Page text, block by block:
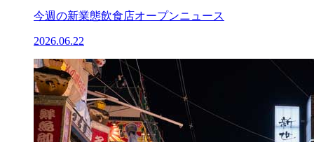
今週の新業態飲食店オープンニュース
2026.06.22